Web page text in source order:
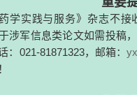
学实践与服务》杂志不接
涉军信息类论文如需投稿
：021-81871323，邮箱：
苄基芳基醚重排催化
王重庆,马宁宁 杨超,刘世